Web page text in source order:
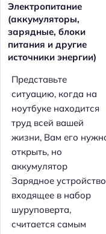
Электропитание
(аккумуляторы,
зарядные, блоки
питания и другие
источники энергии)
Представьте
ситуацию, когда на
ноутбуке находится
труд всей вашей
жизни, Вам его
открыть, но
аккумулятор
Зарядное
входящее в набор
шуруповерта,
считается самым